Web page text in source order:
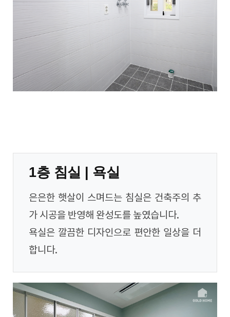
1층 침실 | 욕실
은은한 햇살이 스며드는 침실은 건축주의 추
가 시공을 반영해 완성도를 높였습니다.
욕실은 깔끔한 디자인으로 편안한 일상을 더
합니다.